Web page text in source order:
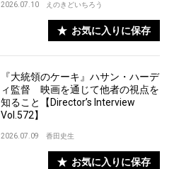
2026.07.10 えのきどいちろう
お気に入りに保存
『大統領のケーキ』ハサン・ハーデ
ィ監督 映画を通じて他者の視点を
知ること【Director’s Interview
Vol.572】
2026.07.09 香田史生
お気に入りに保存